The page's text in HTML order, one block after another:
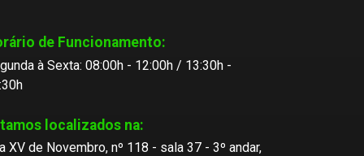
de Funcionamento:
à Sexta: 08:00h - 12:00h / 13:30h -
localizados na:
XV de Novembro, nº 118 - sala 37 - 3º andar,